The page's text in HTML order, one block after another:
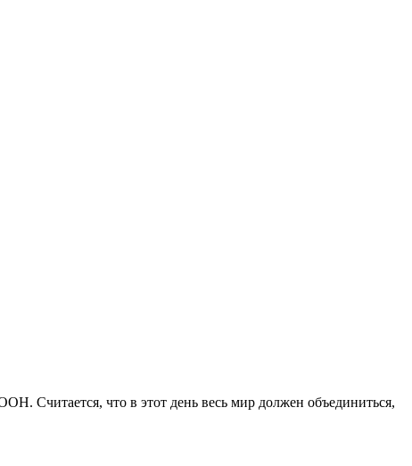
Считается, что в этот день весь мир должен объединиться,